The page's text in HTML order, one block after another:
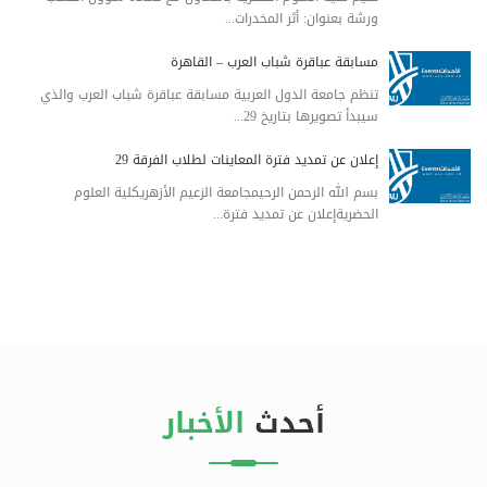
ورشة بعنوان: أثر المخدرات...
مسابقة عباقرة شباب العرب – القاهرة
تنظم جامعة الدول العربية مسابقة عباقرة شباب العرب والذي
سيبدأ تصويرها بتاريخ 29...
إعلان عن تمديد فترة المعاينات لطلاب الفرقة 29
بسم الله الرحمن الرحيمجامعة الزعيم الأزهريكلية العلوم
الحضريةإعلان عن تمديد فترة...
أحدث الأخبار